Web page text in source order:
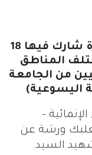
ورشة عن تقليم الأشجار المثمرة شارك فيها 18
المناطق
من الجامعة
اليسوعية)
–
بعلبك ورشة عن
السيد